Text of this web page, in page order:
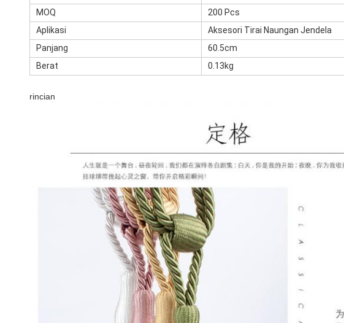
MOQ
200 Pcs
Aplikasi
Aksesori Tirai Naungan Jendela
Panjang
60.5cm
Berat
0.13kg
rincian